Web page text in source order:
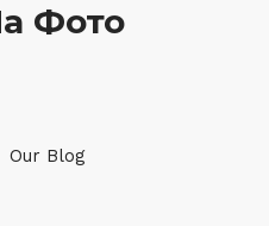
Фото
Our Blog